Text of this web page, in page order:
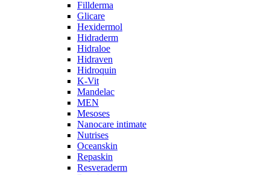
Fillderma
Glicare
Hexidermol
Hidraderm
Hidraloe
Hidraven
Hidroquin
K-Vit
Mandelac
MEN
Mesoses
Nanocare intimate
Nutrises
Oceanskin
Repaskin
Resveraderm